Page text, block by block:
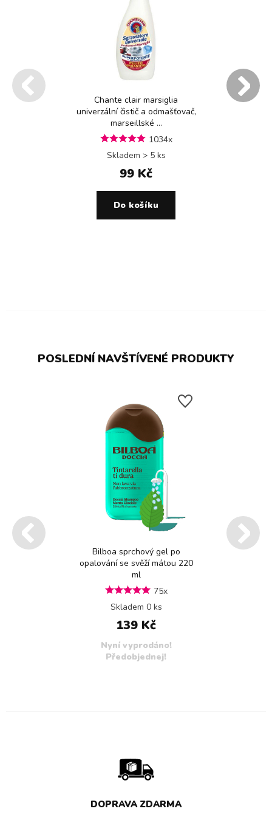
Chante clair marsiglia
univerzální čistič a odmašťovač,
marseillské ...
1034x
Skladem > 5 ks
99 Kč
Do košíku
POSLEDNÍ NAVŠTÍVENÉ PRODUKTY
Bilboa sprchový gel po
opalování se svěží mátou 220
ml
75x
Skladem 0 ks
139 Kč
Nyní vyprodáno!
Předobjednej!
DOPRAVA ZDARMA